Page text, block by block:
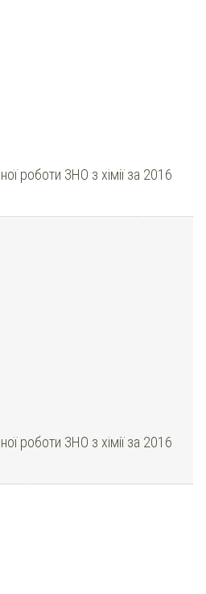
роботи ЗНО з хімії за 2016
роботи ЗНО з хімії за 2016